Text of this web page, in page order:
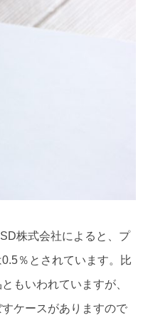
株式会社によると、プ
％とされています。比
もいわれていますが、
ケースがありますので